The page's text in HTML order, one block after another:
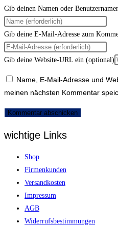
Gib deinen Namen oder
Gib deine E-Mail-Adresse zum
Gib deine Website-URL ein (optional)
Name, E-Mail-Adresse und
meinen nächsten Kommentar
wichtige Links
Shop
Firmenkunden
Versandkosten
Impressum
AGB
Widerrufsbestimmungen